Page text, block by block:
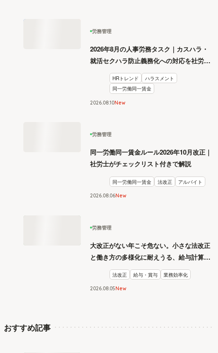
労務管理
2026年8月の人事労務タスク｜カスハラ・
就活セクハラ防止義務化への対応を社労士
HRトレンド
ハラスメント
同一労働同一賃金
2026 0810New
労務管理
同一労働同一賃金ルール2026年10月改正｜
社労士がチェックリスト付きで解説
同一労働同一賃金 法改正 アルバイト
2026.08 06New
労務管理
大改正がない年こそ危ない。小さな法改正
と働き方の多様化に耐えうる、給与計算と
リスク管理
法改正 給与・賞与 業務効率化
2026.08 05New
おすすめ記事